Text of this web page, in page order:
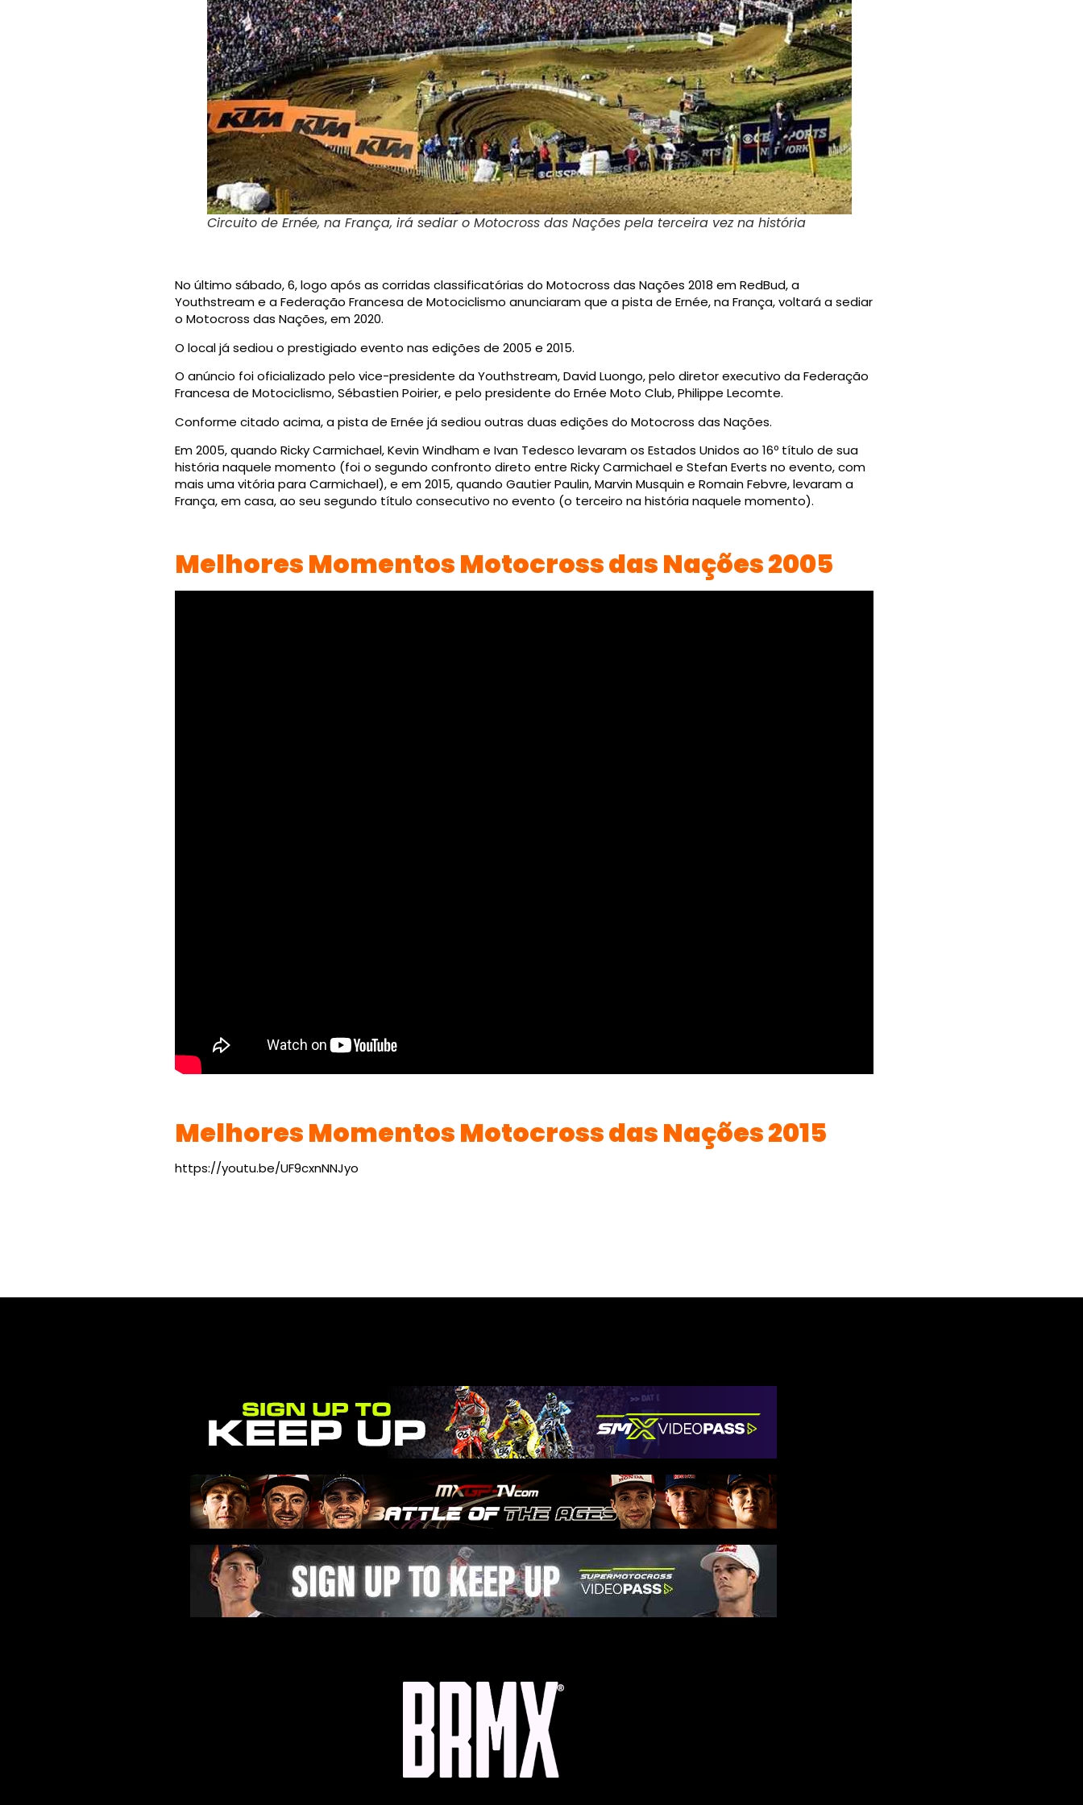
Circuito de Ernée, na França, irá sediar o Motocross das Nações pela terceira vez na história
No último sábado, 6, logo após as corridas classificatórias do Motocross das Nações 2018 em RedBud, a
Youthstream e a Federação Francesa de Motociclismo anunciaram que a pista de Ernée, na França, voltará a sediar
o Motocross das Nações, em 2020.
O local já sediou o prestigiado evento nas edições de 2005 e 2015.
O anúncio foi oficializado pelo vice-presidente da Youthstream, David Luongo, pelo diretor executivo da Federação
Francesa de Motociclismo, Sébastien Poirier, e pelo presidente do Ernée Moto Club, Philippe Lecomte.
Conforme citado acima, a pista de Ernée já sediou outras duas edições do Motocross das Nações.
Em 2005, quando Ricky Carmichael, Kevin Windham e Ivan Tedesco levaram os Estados Unidos ao 16º título de sua
história naquele momento (foi o segundo confronto direto entre Ricky Carmichael e Stefan Everts no evento, com
mais uma vitória para Carmichael), e em 2015, quando Gautier Paulin, Marvin Musquin e Romain Febvre, levaram a
França, em casa, ao seu segundo título consecutivo no evento (o terceiro na história naquele momento).
Melhores Momentos Motocross das Nações 2005
Melhores Momentos Motocross das Nações 2015
https://youtu.be/UF9cxnNNJyo